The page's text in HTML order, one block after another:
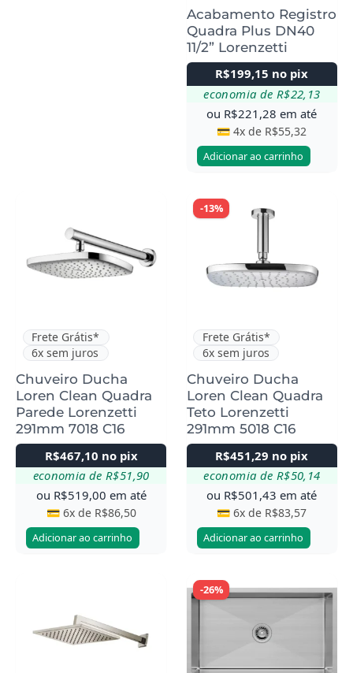
Acabamento Registro
Quadra Plus DN40
11/2” Lorenzetti
R$199,15 no pix
economia de R$22,13
ou R$221,28 em até
💳 4x de R$55,32
Adicionar ao carrinho
Frete Grátis*
6x sem juros
Chuveiro Ducha
Loren Clean Quadra
Parede Lorenzetti
291mm 7018 C16
R$467,10 no pix
economia de R$51,90
ou R$519,00 em até
💳 6x de R$86,50
Adicionar ao carrinho
-13%
Frete Grátis*
6x sem juros
Chuveiro Ducha
Loren Clean Quadra
Teto Lorenzetti
291mm 5018 C16
R$451,29 no pix
economia de R$50,14
ou R$501,43 em até
💳 6x de R$83,57
Adicionar ao carrinho
-26%